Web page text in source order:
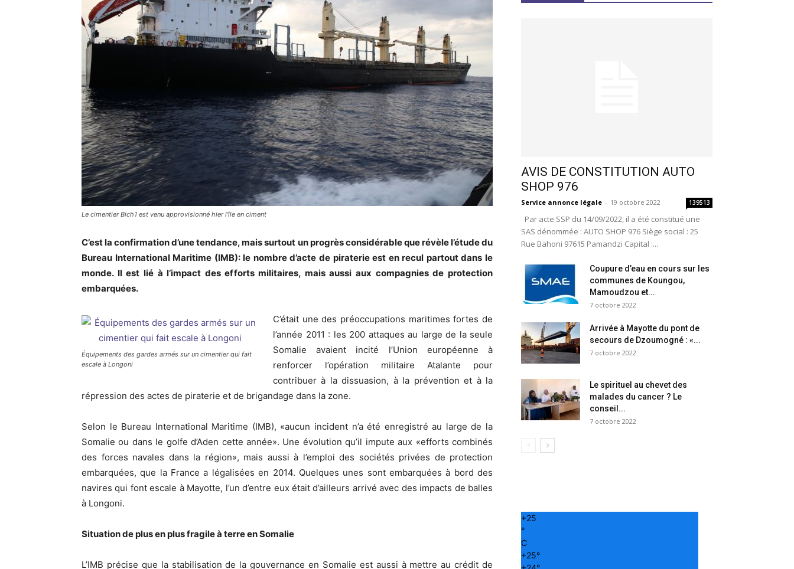
Le cimentier Bich1 est venu approvisionné hier l'île en ciment
C’est la confirmation d’une tendance, mais surtout un progrès considérable que révèle l’étude du
Bureau International Maritime (IMB): le nombre d’acte de piraterie est en recul partout dans le
monde. Il est lié à l’impact des efforts militaires, mais aussi aux compagnies de protection
embarquées.
Équipements des gardes armés sur un cimentier qui fait
escale à Longoni
C’était une des préoccupations maritimes fortes de
l’année 2011 : les 200 attaques au large de la seule
Somalie avaient incité l’Union européenne à
renforcer l’opération militaire Atalante pour
contribuer à la dissuasion, à la prévention et à la
répression des actes de piraterie et de brigandage dans la zone.
Selon le Bureau International Maritime (IMB), «aucun incident n’a été enregistré au large de la
Somalie ou dans le golfe d’Aden cette année». Une évolution qu’il impute aux «efforts combinés
des forces navales dans la région», mais aussi à l’emploi des sociétés privées de protection
embarquées, que la France a légalisées en 2014. Quelques unes sont embarquées à bord des
navires qui font escale à Mayotte, l’un d’entre eux était d’ailleurs arrivé avec des impacts de balles
à Longoni.
Situation de plus en plus fragile à terre en Somalie
L’IMB précise que la stabilisation de la gouvernance en Somalie est aussi à mettre au crédit de
AVIS DE CONSTITUTION AUTO
SHOP 976
Service annonce légale - 19 octobre 2022 139513
Par acte SSP du 14/09/2022, il a été constitué une
SAS dénommée : AUTO SHOP 976 Siège social : 25
Rue Bahoni 97615 Pamandzi Capital :...
Coupure d’eau en cours sur les
communes de Koungou,
Mamoudzou et...
7 octobre 2022
Arrivée à Mayotte du pont de
secours de Dzoumogné : «...
7 octobre 2022
Le spirituel au chevet des
malades du cancer ? Le
conseil...
7 octobre 2022
+25
°
C
+25°